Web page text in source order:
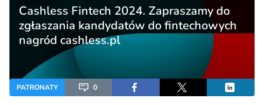
Cashless Fintech 2024. Zapraszamy do
zgłaszania kandydatów do fintechowych
nagród cashless.pl
PATRONATY 0